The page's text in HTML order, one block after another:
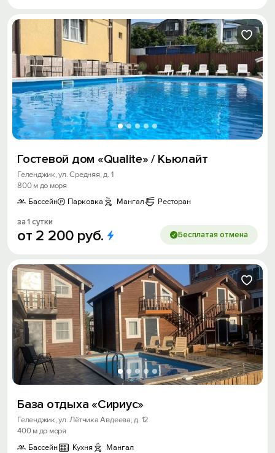
Гостевой дом «Qualite» / Кьюлайт
Геленджик, ул. Средняя, д. 1
800 м до моря
Бассейн
Парковка Мангал Ресторан
за 1 сутки
от 2 200 руб. Бесплатая отмена
База отдыха «Сириус»
Геленджик, ул. Лётчика Авдеева, д. 12
400 м до моря
Бассейн
Кухня Мангал